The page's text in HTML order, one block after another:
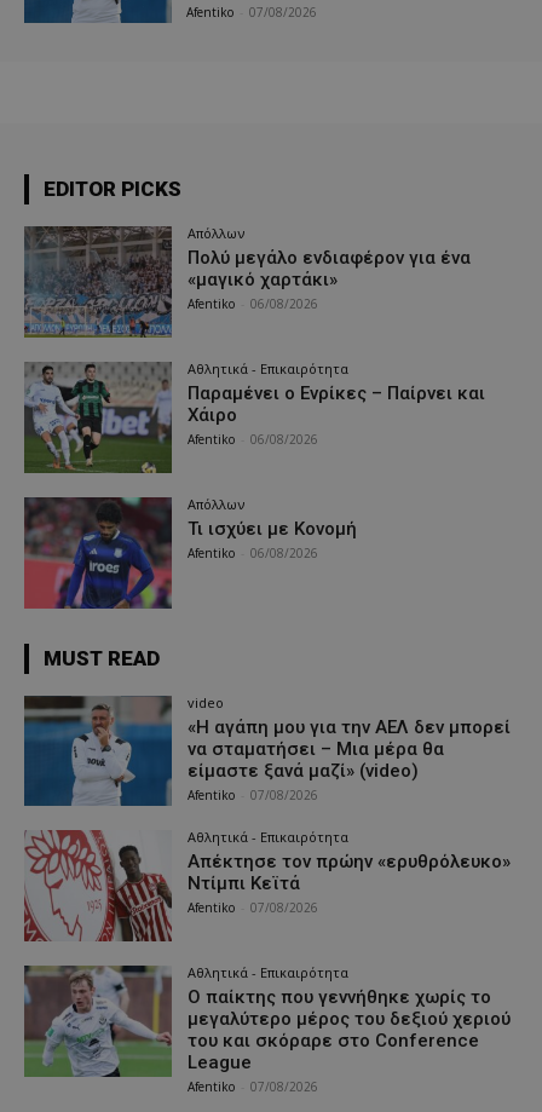
Afentiko 07/08/2026
EDITOR PICKS
Απόλλων
Πολύ μεγάλο ενδιαφέρον για ένα
«μαγικό χαρτάκι»
Afentiko 06/08/2026
Αθλητικά - Επικαιρότητα
Παραμένει ο Ενρίκες – Παίρνει και
Χάιρο
Afentiko 06/08/2026
Απόλλων
Τι ισχύει με Κονομή
Afentiko 06/08/2026
MUST READ
video
«Η αγάπη μου για την ΑΕΛ δεν μπορεί
να σταματήσει – Μια μέρα θα
είμαστε ξανά μαζί» (video)
Afentiko 07/08/2026
Αθλητικά - Επικαιρότητα
Απέκτησε τον πρώην «ερυθρόλευκο»
Ντίμπι Κεϊτά
Afentiko 07/08/2026
Αθλητικά - Επικαιρότητα
Ο παίκτης που γεννήθηκε χωρίς το
μεγαλύτερο μέρος του δεξιού χεριού
του και σκόραρε στο Conference
League
Afentiko 07/08/2026